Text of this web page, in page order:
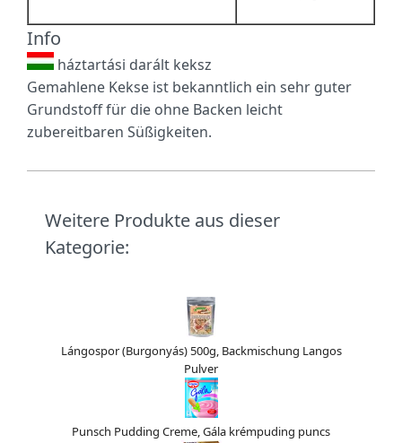
Info
háztartási darált keksz
Gemahlene Kekse ist bekanntlich ein sehr guter
Grundstoff für die ohne Backen leicht
zubereitbaren Süßigkeiten.
Weitere Produkte aus dieser
Kategorie:
Lángospor (Burgonyás) 500g, Backmischung Langos
Pulver
Punsch Pudding Creme, Gála krémpuding puncs